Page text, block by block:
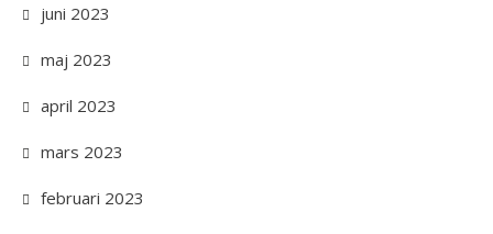
juni 2023
maj 2023
april 2023
mars 2023
februari 2023